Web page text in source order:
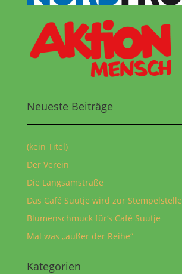
Neueste Beiträge
(kein Titel)
Der Verein
Die Langsamstraße
Das Café Suutje wird zur Stempelstelle
Blumenschmuck für‘s Café Suutje
Mal was „außer der Reihe“
Kategorien